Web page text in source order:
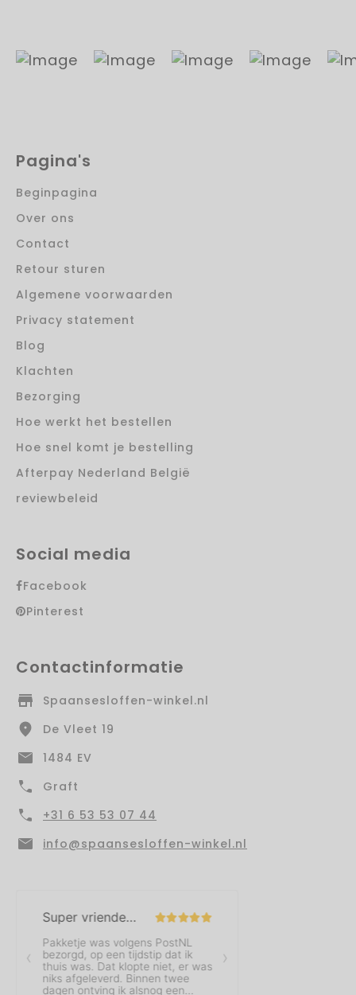
Pagina's
Beginpagina
Over ons
Contact
Retour sturen
Algemene voorwaarden
Privacy statement
Blog
Klachten
Bezorging
Hoe werkt het bestellen
Hoe snel komt je bestelling
Afterpay Nederland België
reviewbeleid
Social media
Facebook
Pinterest
Contactinformatie
Spaansesloffen-winkel.nl
De Vleet 19
1484 EV
Graft
+31 6 53 53 07 44
info@spaansesloffen-winkel.nl